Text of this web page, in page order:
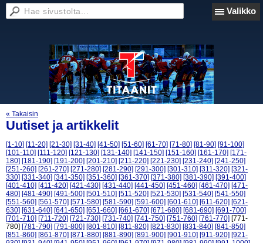
Valikko
« Takaisin
Uutiset ja artikkelit
[1-10] [11-20] [21-30] [31-40] [41-50] [51-60] [61-70] [71-80] [81-90] [91-100]
[101-110] [111-120] [121-130] [131-140] [141-150] [151-160] [161-170] [171-
180] [181-190] [191-200] [201-210] [211-220] [221-230] [231-240] [241-250]
[251-260] [261-270] [271-280] [281-290] [291-300] [301-310] [311-320] [321-
330] [331-340] [341-350] [351-360] [361-370] [371-380] [381-390] [391-400]
[401-410] [411-420] [421-430] [431-440] [441-450] [451-460] [461-470] [471-
480] [481-490] [491-500] [501-510] [511-520] [521-530] [531-540] [541-550]
[551-560] [561-570] [571-580] [581-590] [591-600] [601-610] [611-620] [621-
630] [631-640] [641-650] [651-660] [661-670] [671-680] [681-690] [691-700]
[701-710] [711-720] [721-730] [731-740] [741-750] [751-760] [761-770] [771-
780] [781-790] [791-800] [801-810] [811-820] [821-830] [831-840] [841-850]
[851-860] [861-870] [871-880] [881-890] [891-900] [901-910] [911-920] [921-